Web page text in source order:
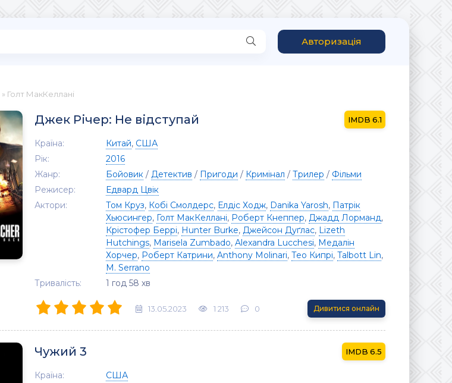
Авторизація
» Голт МакКеллані
Джек Річер: Не відступай 6.1
Країна: Китай, США
Рік:
2016
Жанр:
Бойовик / Детектив / Пригоди / Кримінал / Трилер / Фільми
Режисер:
Едвард Цвік
Актори:
Том Круз, Кобі Смолдерс, Елдіс Ходж, Danika Yarosh, Патрік
Хьюсингер, Голт МакКеллані, Роберт Кнеппер, Джадд Лорманд,
Крістофер Беррі, Hunter Burke, Джейсон Дуґлас, Lizeth
Hutchings, Marisela Zumbado, Alexandra Lucchesi, Медалін
Хорчер, Роберт Катрини, Anthony Molinari, Тео Кипрі, Talbott Lin,
M. Serrano
Тривалість:
1 год 58 хв
13.05.2023 1 213 0 Дивитися онлайн
Чужий 3 6.5
Країна:
США